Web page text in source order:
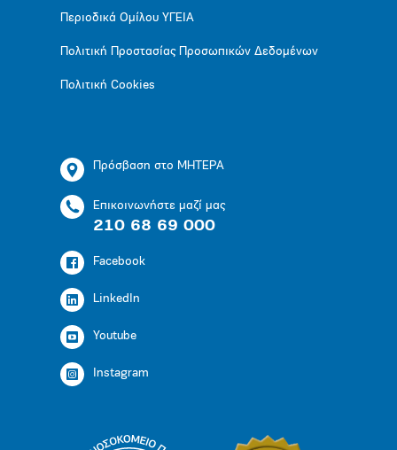
Περιοδικά Ομίλου ΥΓΕΙΑ
Πολιτική Προστασίας Προσωπικών Δεδομένων
Πολιτική Cookies
Πρόσβαση στο ΜΗΤΕΡΑ
Επικοινωνήστε μαζί μας
210 68 69 000
Facebook
LinkedIn
Youtube
Instagram